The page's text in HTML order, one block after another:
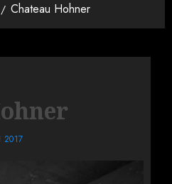
Chateau Hohner